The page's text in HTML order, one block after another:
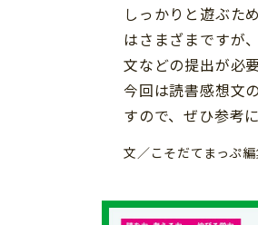
しっかりと遊ぶた
はさまざまですが
文などの提出が必
今回は読書感想文
すので、ぜひ参考
文／こそだてまっぷ